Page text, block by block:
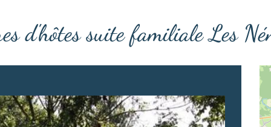
d'hôtes suite familiale Les